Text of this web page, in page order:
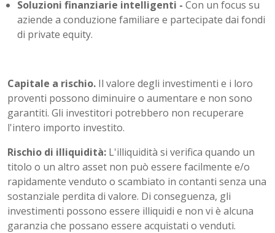
Soluzioni finanziarie intelligenti - Con un focus su
aziende a conduzione familiare e partecipate dai fondi
di private equity.
Capitale a rischio. Il valore degli investimenti e i loro
proventi possono diminuire o aumentare e non sono
garantiti. Gli investitori potrebbero non recuperare
l'intero importo investito.
Rischio di illiquidità: L'illiquidità si verifica quando un
titolo o un altro asset non può essere facilmente e/o
rapidamente venduto o scambiato in contanti senza una
sostanziale perdita di valore. Di conseguenza, gli
investimenti possono essere illiquidi e non vi è alcuna
garanzia che possano essere acquistati o venduti.